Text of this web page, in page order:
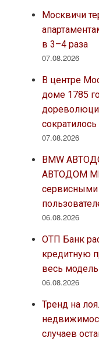
Москвичи
в 3–4 раза
07.08.2026
В центре
доме 1785
сократилось
07.08.2026
BMW
АВТОДОМ
сервисными
06.08.2026
ОТП Банк
кредитную
весь
06.08.2026
Тренд на
случаев